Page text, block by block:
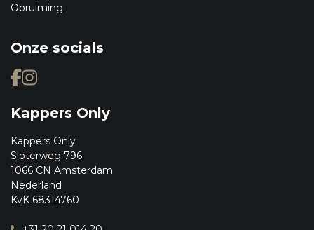
Opruiming
Onze socials
Kappers Only
Kappers Only
Sloterweg 796
1066 CN Amsterdam
Nederland
KvK 68314760